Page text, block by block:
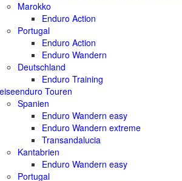
Marokko
Enduro Action
Portugal
Enduro Action
Enduro Wandern
Deutschland
Enduro Training
Touren
Spanien
Enduro Wandern easy
Enduro Wandern extreme
Transandalucia
Kantabrien
Enduro Wandern easy
Portugal